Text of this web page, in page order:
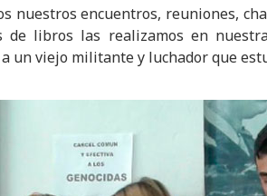
nuestros encuentros, reuniones,
de libros las realizamos en
un viejo militante y luchador que